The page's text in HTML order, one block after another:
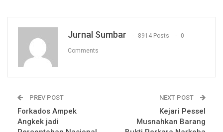
Jurnal Sumbar 8914 Posts 0
Comments
PREV POST
Forkados Ampek
Angkek jadi
NEXT POST
Kejari Pessel
Musnahkan Barang